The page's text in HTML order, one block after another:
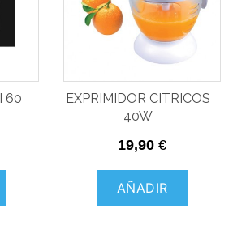
60
EXPRIMIDOR CITRICOS
40W
19,90 €
AÑADIR